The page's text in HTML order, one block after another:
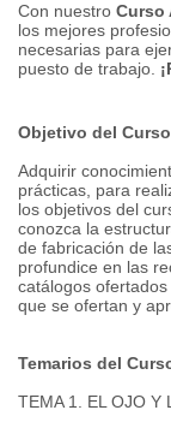
Con nuestro Curso
los mejores
necesarias para
puesto de trabajo.
Objetivo del
Adquirir
prácticas, para
los objetivos del
conozca la
de fabricación de
profundice en las
catálogos
que se ofertan y
Temarios del
TEMA 1. EL OJO Y